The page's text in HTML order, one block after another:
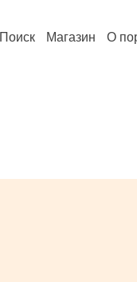
Поиск Магазин О